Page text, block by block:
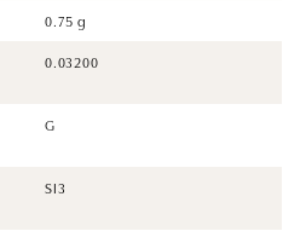
0.75 g
0.03200
G
SI3